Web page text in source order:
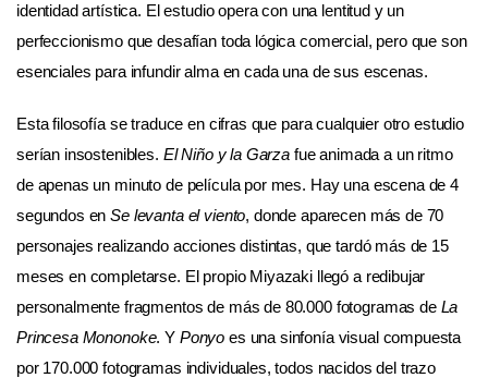
identidad artística. El estudio opera con una lentitud y un
perfeccionismo que desafían toda lógica comercial, pero que son
esenciales para infundir alma en cada una de sus escenas.
Esta filosofía se traduce en cifras que para cualquier otro estudio
serían insostenibles. El Niño y la Garza fue animada a un ritmo
de apenas un minuto de película por mes. Hay una escena de 4
segundos enSe levanta el viento, donde aparecen más de 70
personajes realizando acciones distintas, que tardó más de 15
meses en completarse. El propio Miyazaki llegó a redibujar
personalmente fragmentos de más de 80.000 fotogramas de La
Princesa Mononoke. Y Ponyo es una sinfonía visual compuesta
por 170.000 fotogramas individuales, todos nacidos del trazo